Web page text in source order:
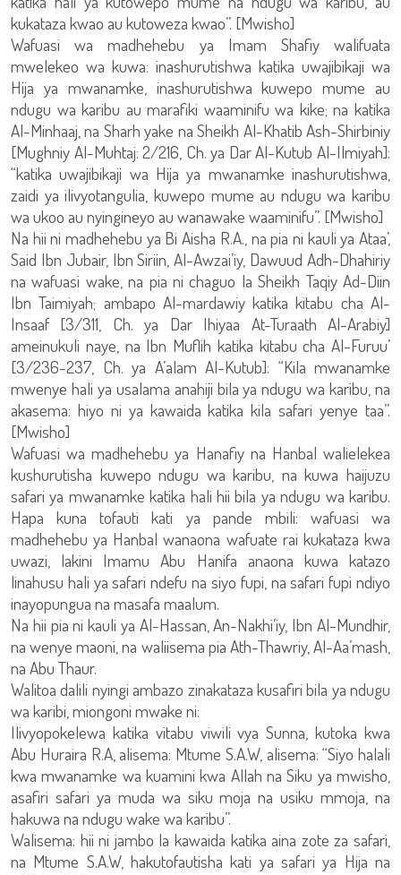
kukataza kwao au kutoweza kwao”. [Mwisho]
Wafuasi wa madhehebu ya Imam Shafiy walifuata
mwelekeo wa kuwa: inashurutishwa katika uwajibikaji wa
Hija ya mwanamke, inashurutishwa kuwepo mume au
ndugu wa karibu au marafiki waaminifu wa kike; na katika
Al-Minhaaj, na Sharh yake na Sheikh Al-Khatib Ash-Shirbiniy
[Mughniy Al-Muhtaj: 2/216, Ch. ya Dar Al-Kutub Al-Ilmiyah]:
“katika uwajibikaji wa Hija ya mwanamke inashurutishwa,
zaidi ya ilivyotangulia, kuwepo mume au ndugu wa karibu
wa ukoo au nyingineyo au wanawake waaminifu”. [Mwisho]
Na hii ni madhehebu ya Bi Aisha R.A., na pia ni kauli ya Ataa’,
Said Ibn Jubair, Ibn Siriin, Al-Awzai’iy, Dawuud Adh-Dhahiriy
na wafuasi wake, na pia ni chaguo la Sheikh Taqiy Ad-Diin
Ibn Taimiyah; ambapo Al-mardawiy katika kitabu cha Al-
Insaaf [3/311, Ch. ya Dar Ihiyaa At-Turaath Al-Arabiy]
ameinukuli naye, na Ibn Muflih katika kitabu cha Al-Furuu’
[3/236-237, Ch. ya A’alam Al-Kutub]: “Kila mwanamke
mwenye hali ya usalama anahiji bila ya ndugu wa karibu, na
akasema: hiyo ni ya kawaida katika kila safari yenye taa”.
[Mwisho]
Wafuasi wa madhehebu ya Hanafiy na Hanbal walielekea
kushurutisha kuwepo ndugu wa karibu, na kuwa haijuzu
safari ya mwanamke katika hali hii bila ya ndugu wa karibu.
Hapa kuna tofauti kati ya pande mbili: wafuasi wa
madhehebu ya Hanbal wanaona wafuate rai kukataza kwa
uwazi, lakini Imamu Abu Hanifa anaona kuwa katazo
linahusu hali ya safari ndefu na siyo fupi, na safari fupi ndiyo
inayopungua na masafa maalum.
Na hii pia ni kauli ya Al-Hassan, An-Nakhi’iy, Ibn Al-Mundhir,
na wenye maoni, na waliisema pia Ath-Thawriy, Al-Aa’mash,
na Abu Thaur.
Walitoa dalili nyingi ambazo zinakataza kusafiri bila ya ndugu
wa karibi, miongoni mwake ni:
Ilivyopokelewa katika vitabu viwili vya Sunna, kutoka kwa
Abu Huraira R.A, alisema: Mtume S.A.W, alisema: “Siyo halali
kwa mwanamke wa kuamini kwa Allah na Siku ya mwisho,
asafiri safari ya muda wa siku moja na usiku mmoja, na
hakuwa na ndugu wake wa karibu”.
Walisema: hii ni jambo la kawaida katika aina zote za safari,
na Mtume S.A.W, hakutofautisha kati ya safari ya Hija na